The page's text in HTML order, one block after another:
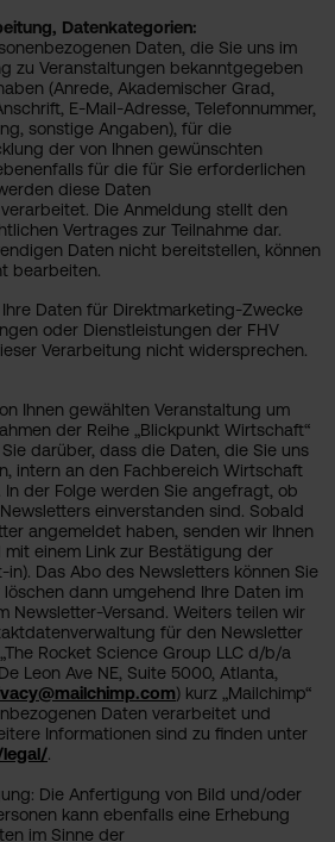
Datenkategorien:
Daten, die Sie uns im
zu Veranstaltungen bekanntgegeben
(Anrede, Akademischer Grad,
E-Mail-Adresse, Telefonnummer,
sonstige Angaben), für die
der von Ihnen gewünschten
für die für Sie erforderlichen
diese Daten
Die Anmeldung stellt den
Vertrages zur Teilnahme dar.
Daten nicht bereitstellen, können
bearbeiten.
Daten für Direktmarketing-Zwecke
oder Dienstleistungen der FHV
Verarbeitung nicht widersprechen.
Ihnen gewählten Veranstaltung um
der Reihe „Blickpunkt Wirtschaft“
darüber, dass die Daten, die Sie uns
intern an den Fachbereich Wirtschaft
der Folge werden Sie angefragt, ob
einverstanden sind. Sobald
angemeldet haben, senden wir Ihnen
einem Link zur Bestätigung der
Das Abo des Newsletters können Sie
dann umgehend Ihre Daten im
Newsletter-Versand. Weiters teilen wir
für den Newsletter
Rocket Science Group LLC d/b/a
Leon Ave NE, Suite 5000, Atlanta,
) kurz „Mailchimp“
Daten verarbeitet und
Informationen sind zu finden unter
.
Die Anfertigung von Bild und/oder
kann ebenfalls eine Erhebung
im Sinne der